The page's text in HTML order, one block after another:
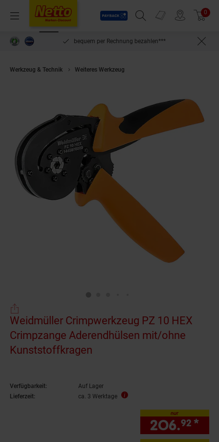
Menü
Payback
Suchfeld einblenden
Prospekte 0
bequem per Rechnung bezahlen***
Werkzeug & Technik Weiteres Werkzeug
Weidmüller Crimpwerkzeug PZ 10 HEX
Crimpzange Aderendhülsen mit/ohne
Kunststoffkragen
Verfügbarkeit:
Auf Lager
Lieferzeit:
ca. 3 Werktage
nur
206.92 *